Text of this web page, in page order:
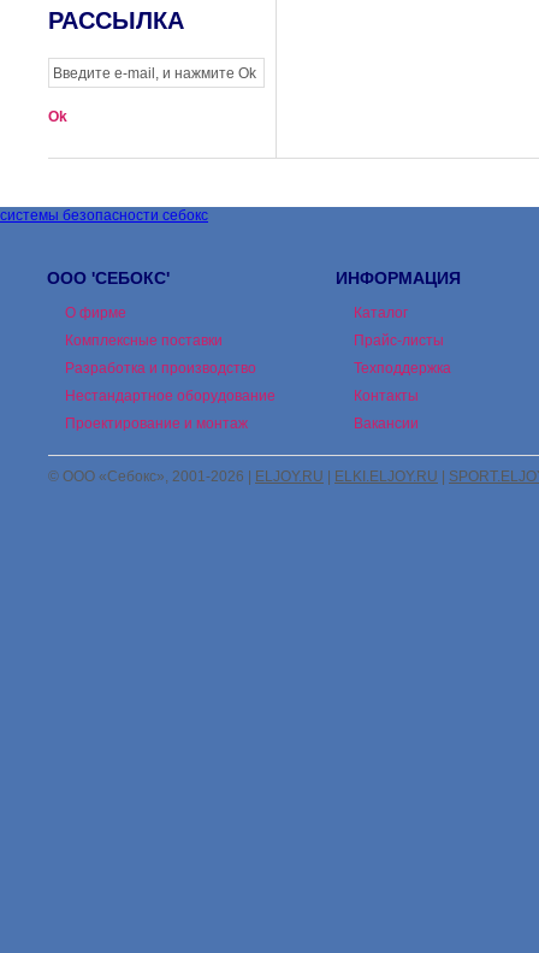
РАССЫЛКА
системы безопасности себокс
ООО 'СЕБОКС'
О фирме
Комплексные поставки
Разработка и производство
Нестандартное оборудование
Проектирование и монтаж
ИНФОРМАЦИЯ
Каталог
Прайс-листы
Техподдержка
Контакты
Вакансии
© ООО «Себокс», 2001-2026 | ELJOY.RU ELKI.ELJOY.RU